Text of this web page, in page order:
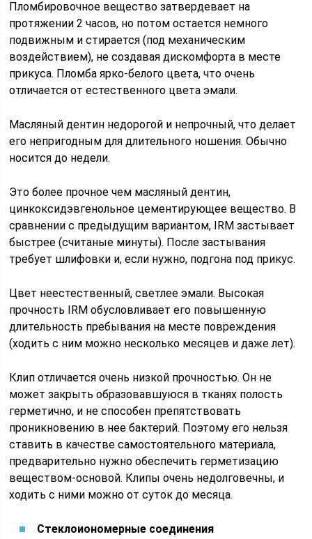
Пломбировочное вещество затвердевает на
протяжении 2 часов, но потом остается немного
подвижным и стирается (под механическим
воздействием), не создавая дискомфорта в месте
прикуса. Пломба ярко-белого цвета, что очень
отличается от естественного цвета эмали.
Масляный дентин недорогой и непрочный, что делает
его непригодным для длительного ношения. Обычно
носится до недели.
Это более прочное чем масляный дентин,
цинкоксидэвгенольное цементирующее вещество. В
сравнении с предыдущим вариантом, IRM застывает
быстрее (считаные минуты). После застывания
требует шлифовки и, если нужно, подгона под прикус.
Цвет неестественный, светлее эмали. Высокая
прочность IRM обусловливает его повышенную
длительность пребывания на месте повреждения
(ходить с ним можно несколько месяцев и даже лет).
Клип отличается очень низкой прочностью. Он не
может закрыть образовавшуюся в тканях полость
герметично, и не способен препятствовать
проникновению в нее бактерий. Поэтому его нельзя
ставить в качестве самостоятельного материала,
предварительно нужно обеспечить герметизацию
веществом-основой. Клипы очень недолговечны, и
ходить с ними можно от суток до месяца.
Стеклоиономерные соединения